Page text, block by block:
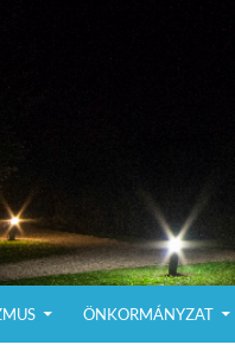
ÖNKORMÁNYZAT